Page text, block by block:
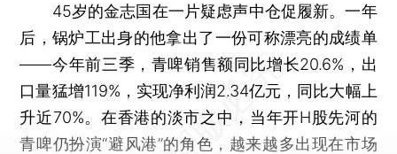
45岁的金志国在一片疑虑声中仓促履新。一年
后，锅炉工出身的他拿出了一份可称漂亮的成绩单
——今年前三季，青啤销售额同比增长20.6%，出
口量猛增119%，实现净利润2.34亿元，同比大幅上
升近70%。在香港的淡市之中，当年开H股先河的
青啤仍扮演“避风港”的角色，越来越多出现在市场